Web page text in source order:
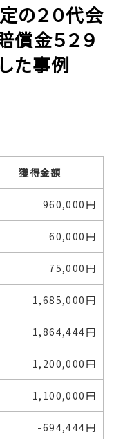
の２０代会
償金５２９
た事例
獲得金額
960,000円
60,000円
75,000円
1,685,000円
1,864,444円
1,200,000円
1,100,000円
-694,444円